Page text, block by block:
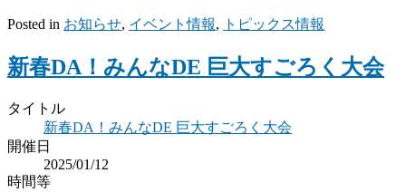
Posted in お知らせ, イベント情報, トピックス情報
新春DA！みんなDE 巨大すごろく大会
タイトル
新春DA！みんなDE 巨大すごろく大会
開催日
2025/01/12
時間等